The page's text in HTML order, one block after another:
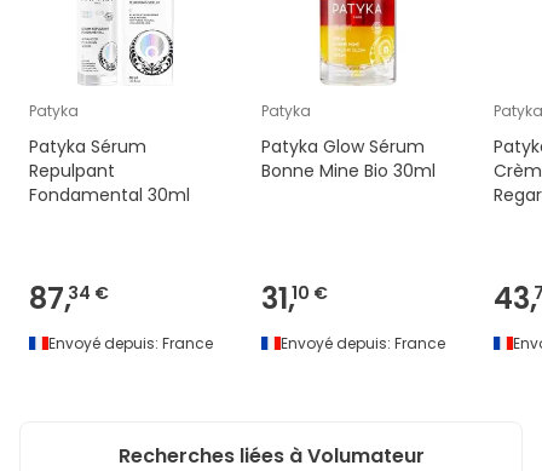
Patyka
Patyka Sérum
Repulpant
Fondamental 30ml
87,34 €
Envoyé depuis: France
Patyka
Patyka Glow Sérum
Bonne Mine Bio 30ml
31,10 €
Envoyé depuis: France
Patyka
43,
Recherches liées à Volumateur